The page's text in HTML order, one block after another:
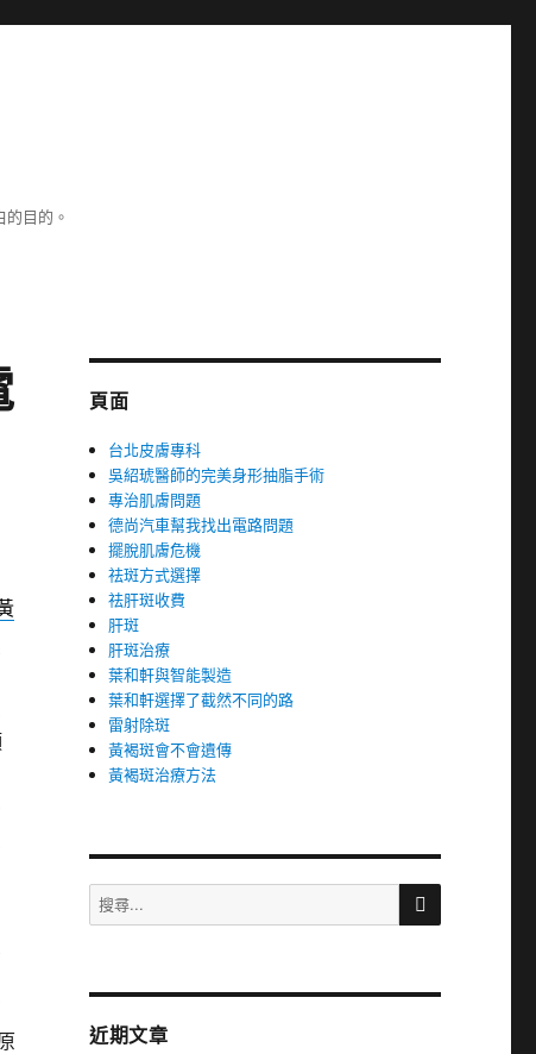
目的。
頁面
台北皮膚專科
吳紹琥醫師的完美身形抽脂手術
專治肌膚問題
德尚汽車幫我找出電路問題
擺脫肌膚危機
祛斑方式選擇
祛肝斑收費
肝斑
肝斑治療
葉和軒與智能製造
葉和軒選擇了截然不同的路
雷射除斑
黃褐斑會不會遺傳
黃褐斑治療方法
搜
尋
字:
搜
近期文章